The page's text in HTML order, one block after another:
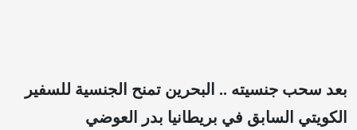
بعد سحب جنسيته .. البحرين تمنح الجنسية للسفير
الكويتي السابق في بريطانيا بدر العوضي